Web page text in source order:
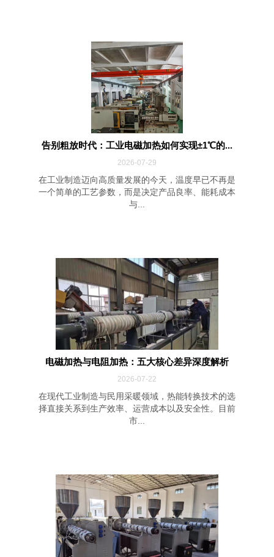
告别粗放时代：工业电磁加热如何实现±1℃的...
2026-07-29
在工业制造迈向高质量发展的今天，温度早已不再是
一个简单的工艺参数，而是决定产品良率、能耗成本
与...
电磁加热与电阻加热：五大核心差异深度解析
2026-07-22
在现代工业制造与民用采暖领域，热能转换技术的选
择直接关系到生产效率、运营成本以及安全性。目前
市...